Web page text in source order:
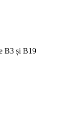
B3 și B19